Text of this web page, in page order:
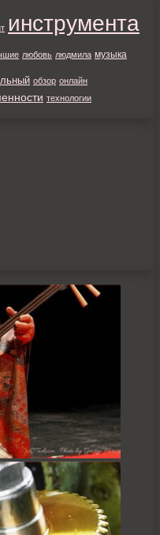
инструмента
любовь людмила музыка
обзор онлайн
технологии